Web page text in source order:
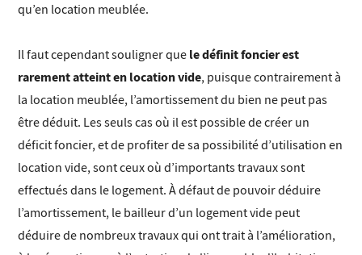
qu’en location meublée.
Il faut cependant souligner que le définit foncier est
rarement atteint en location vide, puisque contrairement à
la location meublée, l’amortissement du bien ne peut pas
être déduit. Les seuls cas où il est possible de créer un
déficit foncier, et de profiter de sa possibilité d’utilisation en
location vide, sont ceux où d’importants travaux sont
effectués dans le logement. À défaut de pouvoir déduire
l’amortissement, le bailleur d’un logement vide peut
déduire de nombreux travaux qui ont trait à l’amélioration,